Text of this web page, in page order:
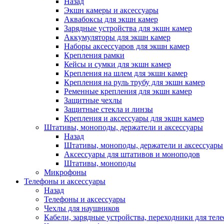
Экшн камеры и аксессуары
Аквабоксы для экшн камер
Зарядные устройства для экшн камер
Аккумуляторы для экшн камер
Наборы аксессуаров для экшн камер
Крепления рамки
Кейсы и сумки для экшн камер
Крепления на шлем для экшн камер
Крепления на руль трубу для экшн камер
Ременные крепления для экшн камер
Защитные чехлы
Защитные стекла и линзы
Крепления и аксессуары для экшн камер
Штативы, моноподы, держатели и аксессуары
Назад
Штативы, моноподы, держатели и аксессуары
Аксессуары для штативов и моноподов
Штативы, моноподы
Микрофоны
Телефоны и аксессуары
Назад
Телефоны и аксессуары
Чехлы для наушников
Кабели, зарядные устройства, переходники для